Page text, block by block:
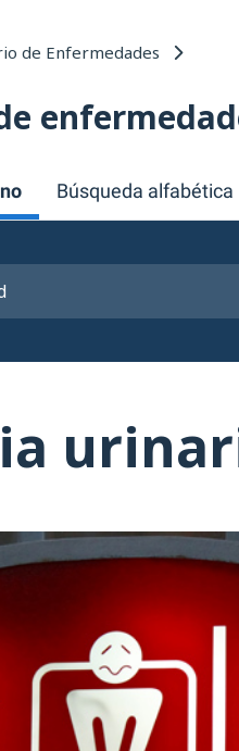
de Enfermedades
Búsqueda alfabética